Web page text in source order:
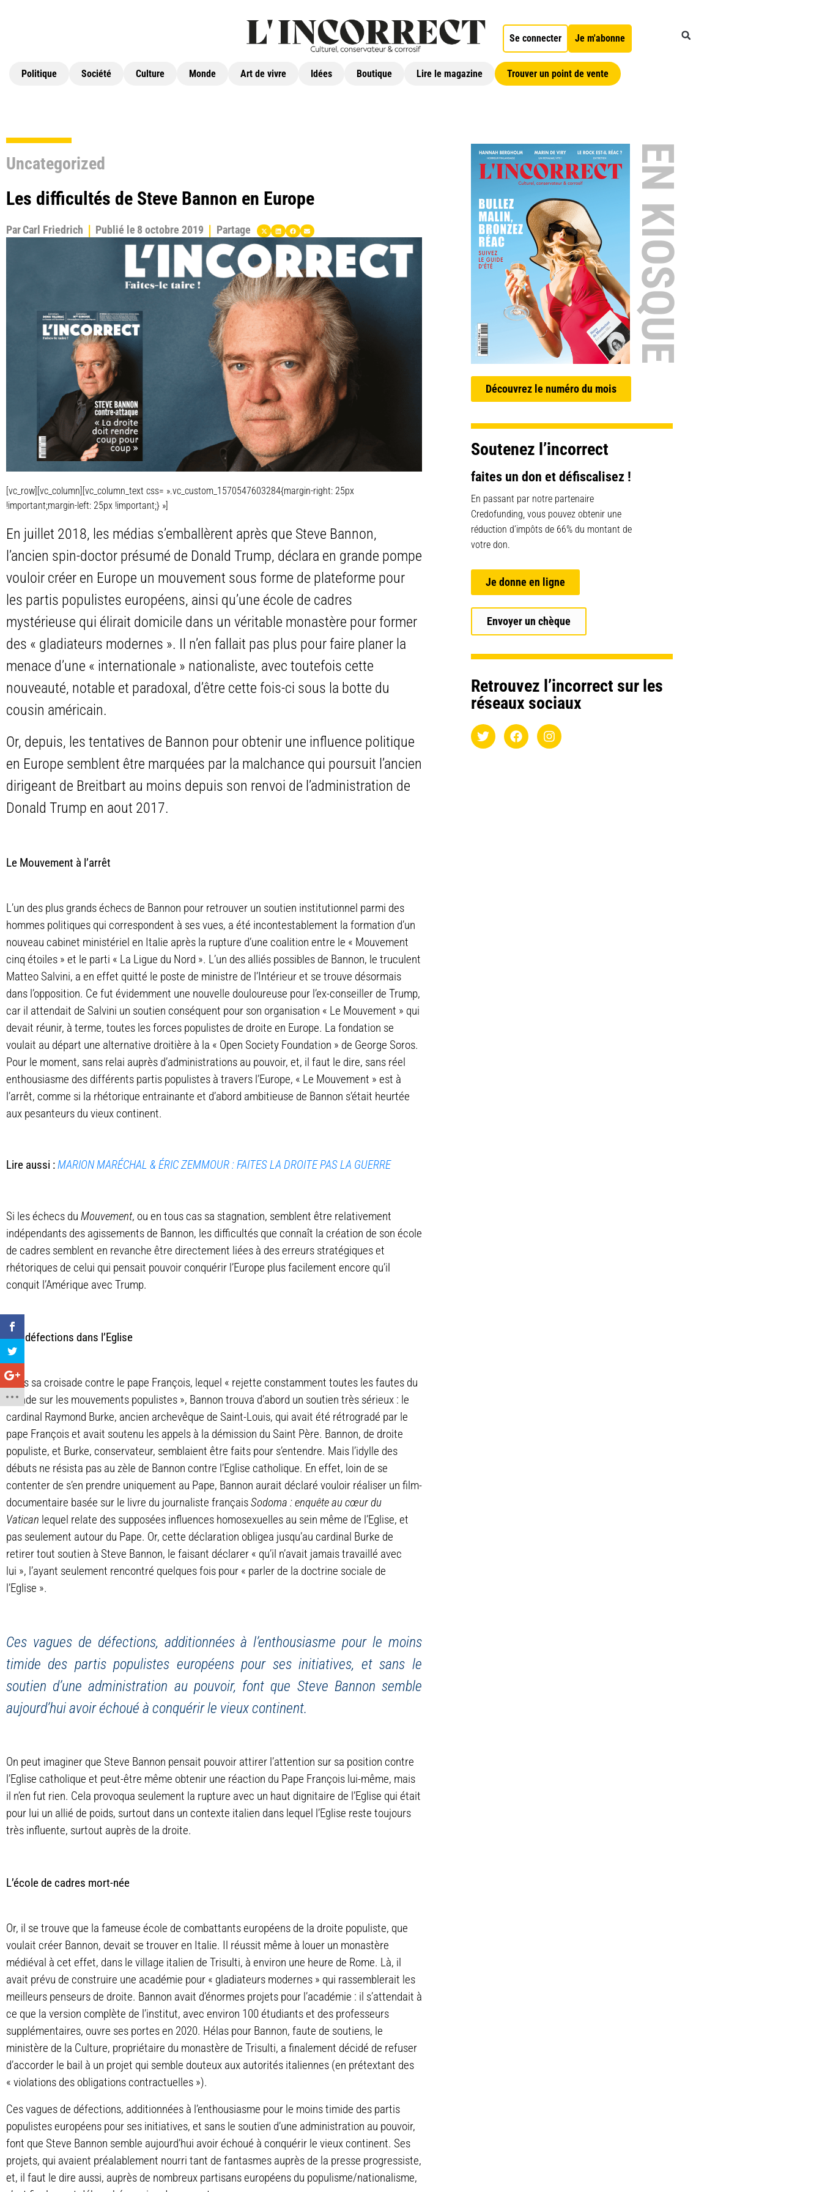
Se connecter Je m'abonne
Politique Société Culture Monde Art de vivre Idées Boutique Lire le magazine Trouver un point de vente
Uncategorized
Les difficultés de Steve Bannon en Europe
ParCarl Friedrich Publié le 8 octobre 2019 Partage
[vc_row][vc_column][vc_column_text css= ».vc_custom_1570547603284{margin-right: 25px
!important;margin-left: 25px !important;} »]
En juillet 2018, les médias s’emballèrent après que Steve Bannon,
l’ancien spin-doctor présumé de Donald Trump, déclara en grande pompe
vouloir créer en Europe un mouvement sous forme de plateforme pour
les partis populistes européens, ainsi qu’une école de cadres
mystérieuse qui élirait domicile dans un véritable monastère pour former
des « gladiateurs modernes ». Il n’en fallait pas plus pour faire planer la
menace d’une « internationale » nationaliste, avec toutefois cette
nouveauté, notable et paradoxal, d’être cette fois-ci sous la botte du
cousin américain.
Or, depuis, les tentatives de Bannon pour obtenir une influence politique
en Europe semblent être marquées par la malchance qui poursuit l’ancien
dirigeant de Breitbart au moins depuis son renvoi de l’administration de
Donald Trump en aout 2017.
Le Mouvement à l’arrêt
L’un des plus grands échecs de Bannon pour retrouver un soutien institutionnel parmi des
hommes politiques qui correspondent à ses vues, a été incontestablement la formation d’un
nouveau cabinet ministériel en Italie après la rupture d’une coalition entre le « Mouvement
cinq étoiles » et le parti « La Ligue du Nord ». L’un des alliés possibles de Bannon, le truculent
Matteo Salvini, a en effet quitté le poste de ministre de l’Intérieur et se trouve désormais
dans l’opposition. Ce fut évidemment une nouvelle douloureuse pour l’ex-conseiller de Trump,
car il attendait de Salvini un soutien conséquent pour son organisation « Le Mouvement » qui
devait réunir, à terme, toutes les forces populistes de droite en Europe. La fondation se
voulait au départ une alternative droitière à la « Open Society Foundation » de George Soros.
Pour le moment, sans relai auprès d’administrations au pouvoir, et, il faut le dire, sans réel
enthousiasme des différents partis populistes à travers l’Europe, « Le Mouvement » est à
l’arrêt, comme si la rhétorique entrainante et d’abord ambitieuse de Bannon s’était heurtée
aux pesanteurs du vieux continent.
Lire aussi :MARION MARÉCHAL & ÉRIC ZEMMOUR : FAITES LA DROITE PAS LA GUERRE
Si les échecs du Mouvement, ou en tous cas sa stagnation, semblent être relativement
indépendants des agissements de Bannon, les difficultés que connaît la création de son école
de cadres semblent en revanche être directement liées à des erreurs stratégiques et
rhétoriques de celui qui pensait pouvoir conquérir l’Europe plus facilement encore qu’il
conquit l’Amérique avec Trump.
Les défections dans l’Eglise
Dans sa croisade contre le pape François, lequel « rejette constamment toutes les fautes du
monde sur les mouvements populistes », Bannon trouva d’abord un soutien très sérieux : le
cardinal Raymond Burke, ancien archevêque de Saint-Louis, qui avait été rétrogradé par le
pape François et avait soutenu les appels à la démission du Saint Père. Bannon, de droite
populiste, et Burke, conservateur, semblaient être faits pour s’entendre. Mais l’idylle des
débuts ne résista pas au zèle de Bannon contre l’Eglise catholique. En effet, loin de se
contenter de s’en prendre uniquement au Pape, Bannon aurait déclaré vouloir réaliser un film-
documentaire basée sur le livre du journaliste françaisSodoma : enquête au cœur du
Vatican lequel relate des supposées influences homosexuelles au sein même de l’Eglise, et
pas seulement autour du Pape. Or, cette déclaration obligea jusqu’au cardinal Burke de
retirer tout soutien à Steve Bannon, le faisant déclarer « qu’il n’avait jamais travaillé avec
lui », l’ayant seulement rencontré quelques fois pour « parler de la doctrine sociale de
l’Eglise ».
Ces vagues de défections, additionnées à l’enthousiasme pour le moins
timide des partis populistes européens pour ses initiatives, et sans le
soutien d’une administration au pouvoir, font que Steve Bannon semble
aujourd’hui avoir échoué à conquérir le vieux continent.
On peut imaginer que Steve Bannon pensait pouvoir attirer l’attention sur sa position contre
l’Eglise catholique et peut-être même obtenir une réaction du Pape François lui-même, mais
il n’en fut rien. Cela provoqua seulement la rupture avec un haut dignitaire de l’Eglise qui était
pour lui un allié de poids, surtout dans un contexte italien dans lequel l’Eglise reste toujours
très influente, surtout auprès de la droite.
L’école de cadres mort-née
Or, il se trouve que la fameuse école de combattants européens de la droite populiste, que
voulait créer Bannon, devait se trouver en Italie. Il réussit même à louer un monastère
médiéval à cet effet, dans le village italien de Trisulti, à environ une heure de Rome. Là, il
avait prévu de construire une académie pour « gladiateurs modernes » qui rassemblerait les
meilleurs penseurs de droite. Bannon avait d’énormes projets pour l’académie : il s’attendait à
ce que la version complète de l’institut, avec environ 100 étudiants et des professeurs
supplémentaires, ouvre ses portes en 2020. Hélas pour Bannon, faute de soutiens, le
ministère de la Culture, propriétaire du monastère de Trisulti, a finalement décidé de refuser
d’accorder le bail à un projet qui semble douteux aux autorités italiennes (en prétextant des
« violations des obligations contractuelles »).
Ces vagues de défections, additionnées à l’enthousiasme pour le moins timide des partis
populistes européens pour ses initiatives, et sans le soutien d’une administration au pouvoir,
font que Steve Bannon semble aujourd’hui avoir échoué à conquérir le vieux continent. Ses
projets, qui avaient préalablement nourri tant de fantasmes auprès de la presse progressiste,
et, il faut le dire aussi, auprès de nombreux partisans européens du populisme/nationalisme,
EN KIOSQUE
Découvrez le numéro du mois
Soutenez l’incorrect
faites un don et défiscalisez !
En passant par notre partenaire
Credofunding, vous pouvez obtenir une
réduction d’impôts de 66% du montant de
votre don.
Je donne en ligne
Envoyer un chèque
Retrouvez l’incorrect sur les
réseaux sociaux